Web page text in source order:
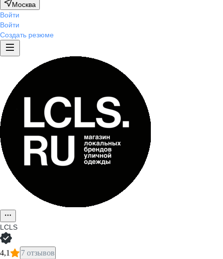
Москва
Войти
Войти
Создать резюме
LCLS
4,1 7 отзывов